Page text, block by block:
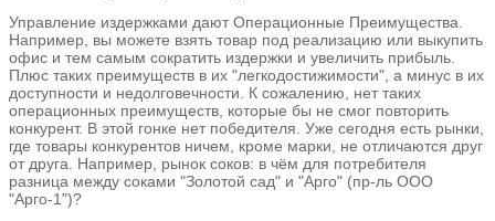
Управление издержками дают Операционные Преимущества.
Например, вы можете взять товар под реализацию или выкупить
офис и тем самым сократить издержки и увеличить прибыль.
Плюс таких преимуществ в их "легкодостижимости", а минус в их
доступности и недолговечности. К сожалению, нет таких
операционных преимуществ, которые бы не смог повторить
конкурент. В этой гонке нет победителя. Уже сегодня есть рынки,
где товары конкурентов ничем, кроме марки, не отличаются друг
от друга. Например, рынок соков: в чём для потребителя
разница между соками "Золотой сад" и "Арго" (пр-ль ООО
"Арго-1")?